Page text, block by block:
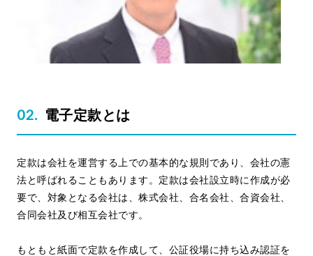
電子定款とは
定款は会社を運営する上での基本的な規則であり、会社の憲
法と呼ばれることもあります。定款は会社設立時に作成が必
要で、対象となる会社は、株式会社、合名会社、合資会社、
合同会社及び相互会社です。
もともと紙面で定款を作成して、公証役場に持ち込み認証を